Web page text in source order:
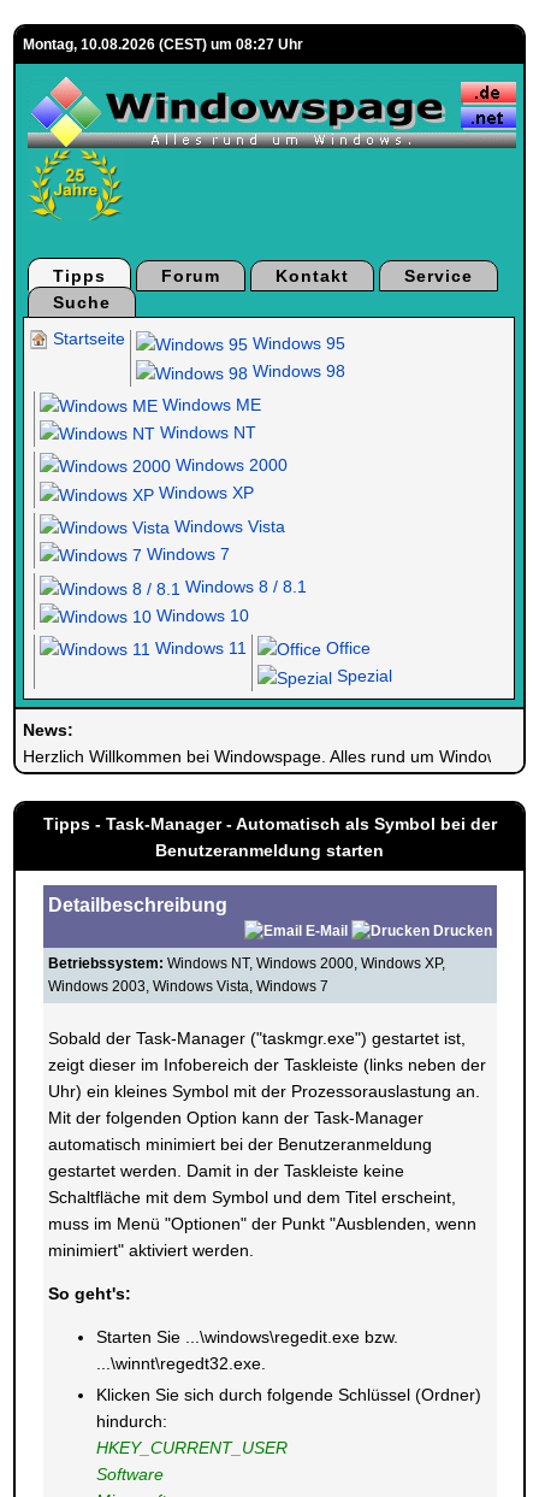
Montag, 10.08.2026 (CEST) um 08:27 Uhr
Tipps Forum Kontakt
Service
Suche
Startseite
Windows 95
Windows 98
Windows ME
Windows NT
Windows 2000
Windows XP
Windows Vista
Windows 7
Windows 8 / 8.1
Windows 10
Windows 11
Office
Spezial
News:
Herzlich Willkommen bei Windowspage. Alles rund um Windows.
Tipps - Task-Manager - Automatisch als Symbol bei der
Benutzeranmeldung starten
Detailbeschreibung
E-Mail
Drucken
Betriebssystem: Windows NT, Windows 2000, Windows XP,
Windows 2003, Windows Vista, Windows 7
Sobald der Task-Manager ("taskmgr.exe") gestartet ist,
zeigt dieser im Infobereich der Taskleiste (links neben der
Uhr) ein kleines Symbol mit der Prozessorauslastung an.
Mit der folgenden Option kann der Task-Manager
automatisch minimiert bei der Benutzeranmeldung
gestartet werden. Damit in der Taskleiste keine
Schaltfläche mit dem Symbol und dem Titel erscheint,
muss im Menü "Optionen" der Punkt "Ausblenden, wenn
minimiert" aktiviert werden.
So geht's:
Starten Sie ...\windows\regedit.exe bzw.
...\winnt\regedt32.exe.
Klicken Sie sich durch folgende Schlüssel (Ordner)
hindurch:
HKEY_CURRENT_USER
Software